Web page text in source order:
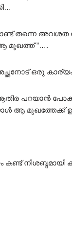
തന്നെ അവശത
മുഖത്ത് ”….
ഒരു
പറയാൻ
ആ മുഖത്തേക്ക്
കണ്ട്